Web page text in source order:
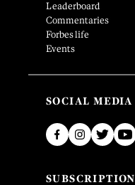
Leaderboard
Commentaries
Forbes life
Events
SOCIAL MEDIA
SUBSCRIPTION